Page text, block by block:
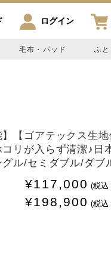
ログイン
毛布・パッド ふ
【ゴアテックス生
リが入らず清潔♪
ル/セミダブル/ダブ
¥117,000 (税込
¥198,900 (税込